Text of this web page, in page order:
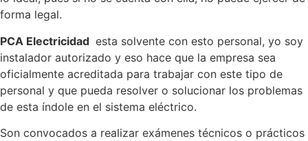
forma legal.
PCA Electricidad esta solvente con esto personal, yo soy
instalador autorizado y eso hace que la empresa sea
oficialmente acreditada para trabajar con este tipo de
personal y que pueda resolver o solucionar los problemas
de esta índole en el sistema eléctrico.
Son convocados a realizar exámenes técnicos o prácticos